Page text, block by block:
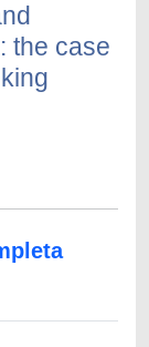
the case